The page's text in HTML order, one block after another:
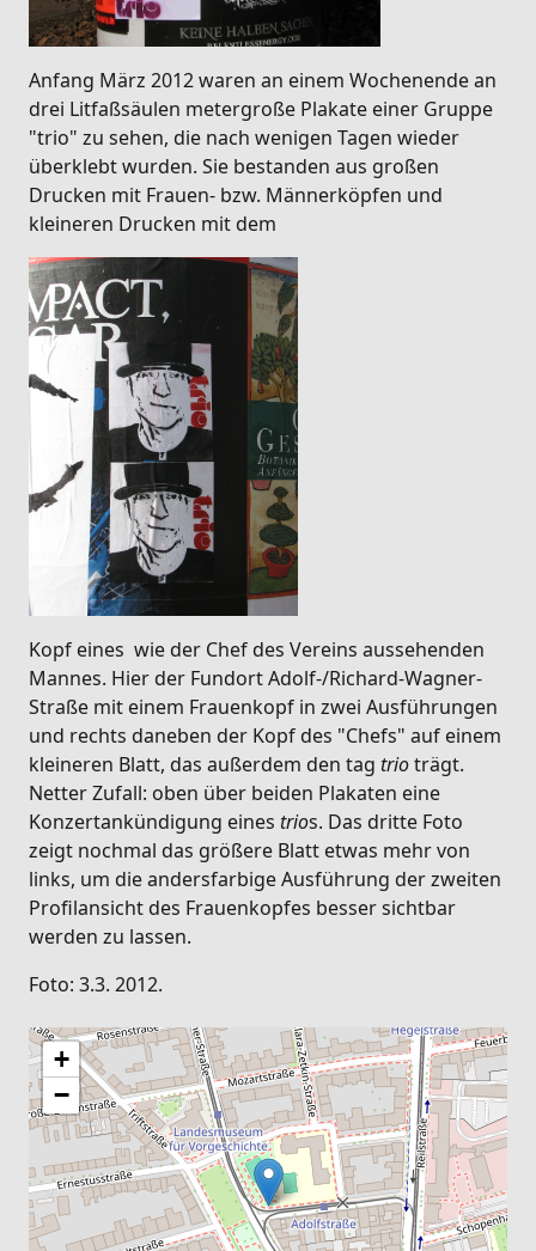
Anfang März 2012 waren an einem Wochenende an
drei Litfaßsäulen metergroße Plakate einer Gruppe
"trio" zu sehen, die nach wenigen Tagen wieder
überklebt wurden. Sie bestanden aus großen
Drucken mit Frauen- bzw. Männerköpfen und
kleineren Drucken mit dem
Kopf eines wie der Chef des Vereins aussehenden
Mannes. Hier der Fundort Adolf-/Richard-Wagner-
Straße mit einem Frauenkopf in zwei Ausführungen
und rechts daneben der Kopf des "Chefs" auf einem
kleineren Blatt, das außerdem den tag trioträgt.
Netter Zufall: oben über beiden Plakaten eine
Konzertankündigung eines trios. Das dritte Foto
zeigt nochmal das größere Blatt etwas mehr von
links, um die andersfarbige Ausführung der zweiten
Profilansicht des Frauenkopfes besser sichtbar
werden zu lassen.
Foto: 3.3. 2012.
+
−